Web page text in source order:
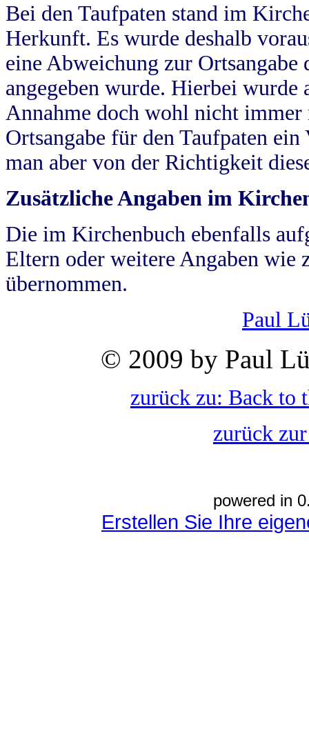
Bei den Taufpaten stand im
Herkunft. Es wurde deshalb
eine Abweichung zur
angegeben wurde. Hierbei wurde
Annahme doch wohl nicht
Ortsangabe für den Taufpaten
man aber von der Richtigkeit
Zusätzliche Angaben im
Die im Kirchenbuch ebenfalls
Eltern oder weitere Angaben wie
übernommen.
Paul
© 2009 by Paul
zurück zu: Back to
zurück
powered in
Erstellen Sie Ihre